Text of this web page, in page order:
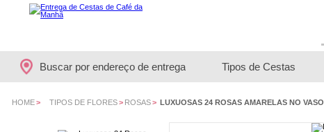
Buscar por endereço de entrega Tipos de Cestas
HOME> TIPOS DE FLORES> ROSAS> LUXUOSAS 24 ROSAS AMARELAS NO VASO